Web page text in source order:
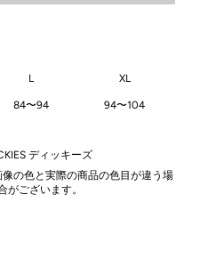
L XL
84〜94
94〜104
ディッキーズ
の色と実際の商品の色目が違う場
がございます。